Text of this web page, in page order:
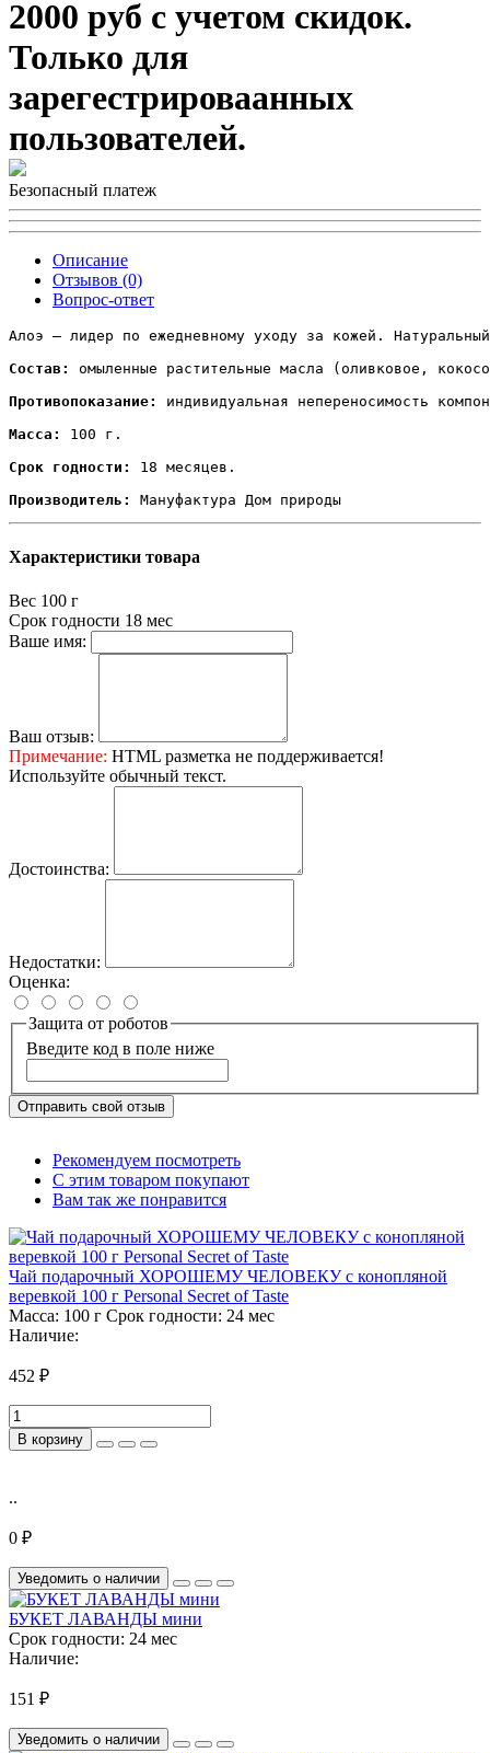
2000 руб с учетом скидок.
Только для
зарегестрироваанных
пользователей.
Безопасный платеж
Описание
Отзывов (0)
Вопрос-ответ
Алоэ – лидер по ежедневному уходу за кожей.
Состав:
омыленные растительные масла (оливковое,
Противопоказание:
индивидуальная непереносимость
Масса:
100 г.
Срок годности:
18 месяцев.
Производитель:
Мануфактура Дом природы
Характеристики товара
Вес 100 г
Срок годности 18 мес
Ваше имя:
Ваш отзыв:
Примечание: HTML разметка не поддерживается!
Используйте обычный текст.
Достоинства:
Недостатки:
Оценка:
Защита от роботов
Введите код в поле ниже
Отправить свой отзыв
Рекомендуем посмотреть
С этим товаром покупают
Вам так же понравится
Чай подарочный ХОРОШЕМУ ЧЕЛОВЕКУ с конопляной
веревкой 100 г Personal Secret of Taste
Масса: 100 г Срок годности: 24 мес
Наличие:
452 ₽
В корзину
..
0 ₽
Уведомить о наличии
БУКЕТ ЛАВАНДЫ мини
Срок годности: 24 мес
Наличие:
151 ₽
Уведомить о наличии